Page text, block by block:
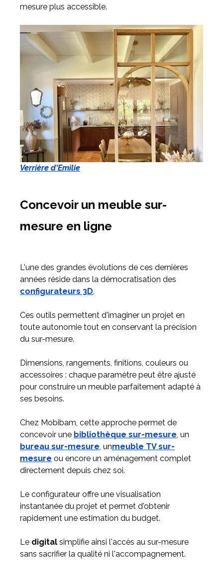
mesure plus accessible.
Verrière d'Emilie
Concevoir un meuble sur-
mesure en ligne
L'une des grandes évolutions de ces dernières
années réside dans la démocratisation des
configurateurs 3D.
Ces outils permettent d'imaginer un projet en
toute autonomie tout en conservant la précision
du sur-mesure.
Dimensions, rangements, finitions, couleurs ou
accessoires : chaque paramètre peut être ajusté
pour construire un meuble parfaitement adapté à
ses besoins.
Chez Mobibam, cette approche permet de
concevoir une bibliothèque sur-mesure, un
bureau sur-mesure, unmeuble TV sur-
mesure ou encore un aménagement complet
directement depuis chez soi.
Le configurateur offre une visualisation
instantanée du projet et permet d'obtenir
rapidement une estimation du budget.
Le digital simplifie ainsi l'accès au sur-mesure
sans sacrifier la qualité ni l'accompagnement.